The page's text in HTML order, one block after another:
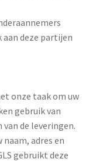
aan deze partijen
onze taak om uw
gebruik van
van de leveringen.
adres en
gebruikt deze